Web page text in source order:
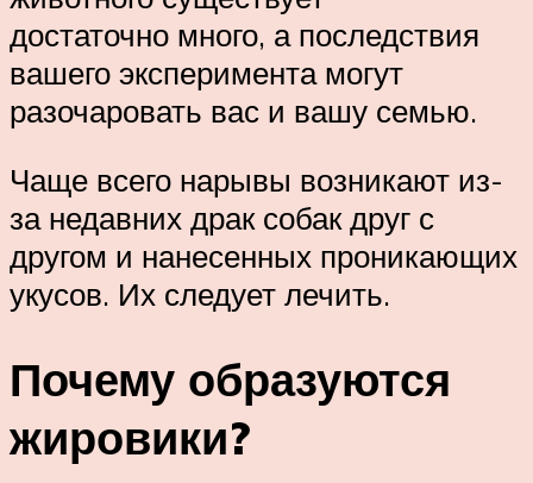
достаточно много, а последствия
вашего эксперимента могут
разочаровать вас и вашу семью.
Чаще всего нарывы возникают из-
за недавних драк собак друг с
другом и нанесенных проникающих
укусов. Их следует лечить.
Почему образуются
жировики?